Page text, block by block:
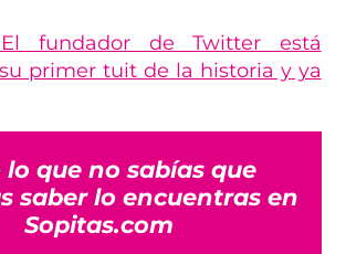
fundador de Twitter está
primer tuit de la historia y ya
lo que no sabías que
saber lo encuentras en
Sopitas.com